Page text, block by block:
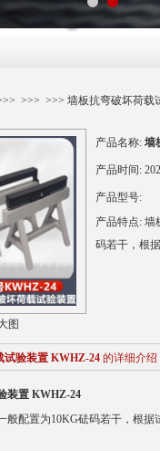
>>> >>> 墙板抗弯破坏荷载
图
产品名称: 墙
产品时间:
产品型号:
产品特点: 墙
码若干，根
试验装置 KWHZ-24 的详细介绍
装置 KWHZ-24
般配置为10KG砝码若干，根据